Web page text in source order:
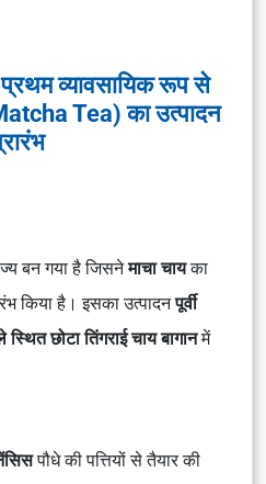
प्रथम व्यावसायिक रूप से
Tea) का उत्पादन
बन गया है जिसनेमाचा चायका
किया है। इसका उत्पादनपूर्वी
छोटा तिंगराई चाय बागानमें
पौधे की पत्तियों से तैयार की